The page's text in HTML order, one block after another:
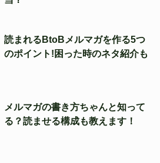
読まれるBtoBメルマガを作る5つ
のポイント!困った時のネタ紹介も
メルマガの書き方ちゃんと知って
る？読ませる構成も教えます！